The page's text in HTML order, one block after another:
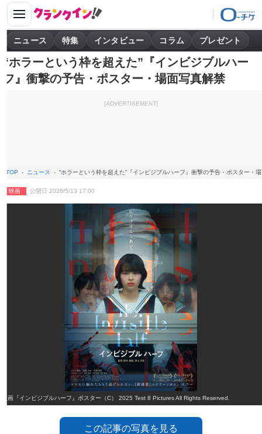
ニュース 特集 インタビュー コラム プレゼント
“ホラーという枠を超えた”『インビジブルハー
フ』衝撃の予告・ポスター・場面写真解禁
[ADVERTISEMENT]
TOP ニュース “ホラーという枠を超えた”『インビジブルハーフ』衝撃の予告・ポスター・
映画 公開日 2026/5/13 17:00
映画『インビジブルハーフ』ポスター（C） 2025 Test 8 Pictures All Rights Reserved.
この記事の写真を見る